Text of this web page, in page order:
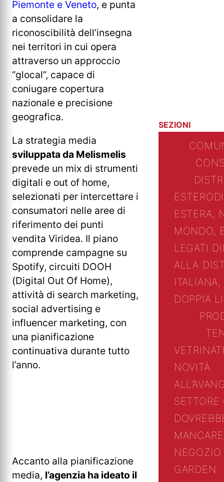
Piemonte e Veneto, e punta
a consolidare la
riconoscibilità dell’insegna
nei territori in cui opera
attraverso un approccio
“glocal”, capace di
coniugare copertura
nazionale e precisione
geografica.
La strategia media
sviluppata da Melismelis
prevede un mix di strumenti
digitali e out of home,
selezionati per intercettare i
consumatori nelle aree di
riferimento dei punti
vendita Viridea. Il piano
comprende campagne su
Spotify, circuiti DOOH
(Digital Out Of Home),
attività di search marketing,
social advertising e
influencer marketing, con
una pianificazione
continuativa durante tutto
l’anno.
Accanto alla pianificazione
media, l’agenzia ha ideato il
SEZIONI
ESTERO
ESTERA,
MONDO,
LEGATI
ALLA
DOPPIA
VETRINA
NOVITÀ
GARDEN